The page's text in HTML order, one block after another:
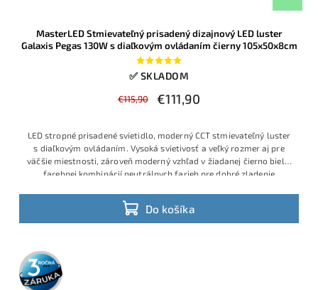
MasterLED Stmievateľný prisadený dizajnový LED luster
Galaxis Pegas 130W s diaľkovým ovládaním čierny 105x50x8cm
✅ SKLADOM
€115,90 €111,90
Do košíka
LED stropné prisadené svietidlo, moderný CCT stmievateľný luster
s diaľkovým ovládaním. Vysoká svietivosť a veľký rozmer aj pre
väčšie miestnosti, zároveň moderný vzhľad v žiadanej čierno bielej
farebnej kombinácií neutrálnych farieb pre dobré zladenie
3 roky
záruka